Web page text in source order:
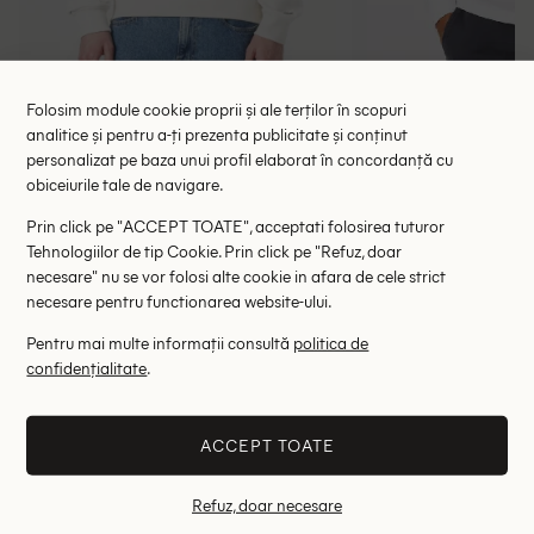
Bluza Lacoste, alb
132.52 lei 289.00 lei
RRP: 699.00 lei
XXL
Bluza Calvin
Altii au fost interesati de
Folosim module cookie proprii și ale terților în scopuri
analitice și pentru a-ți prezenta publicitate și conținut
personalizat pe baza unui profil elaborat în concordanță cu
obiceiurile tale de navigare.
Prin click pe "ACCEPT TOATE", acceptati folosirea tuturor
Tehnologiilor de tip Cookie. Prin click pe "Refuz, doar
necesare" nu se vor folosi alte cookie in afara de cele strict
necesare pentru functionarea website-ului.
Pentru mai multe informații consultă politica de
confidențialitate.
ACCEPT TOATE
Refuz, doar necesare